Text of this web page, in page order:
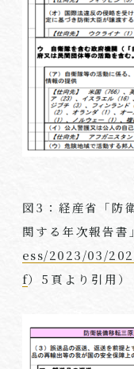
図3 ：経産省「防
関する年次報告書
ess/2023/03/
f） 5 頁より引用）